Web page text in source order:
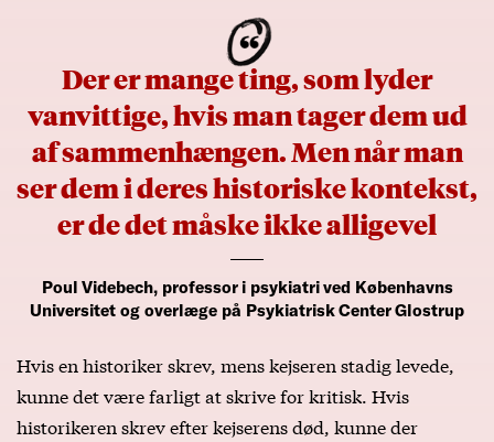
Der er mange ting, som lyder
vanvittige, hvis man tager dem ud
af sammenhængen. Men når man
ser dem i deres historiske kontekst,
er de det måske ikke alligevel
Poul Videbech, professor i psykiatri ved Københavns
Universitet og overlæge på Psykiatrisk Center Glostrup
Hvis en historiker skrev, mens kejseren stadig levede,
kunne det være farligt at skrive for kritisk. Hvis
historikeren skrev efter kejserens død, kunne der